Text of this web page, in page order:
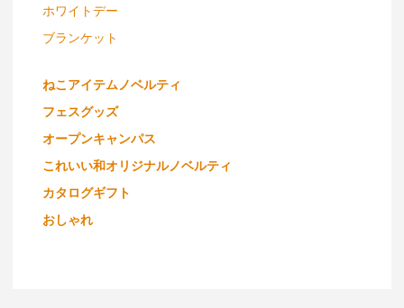
ホワイトデー
ブランケット
ねこアイテムノベルティ
フェスグッズ
オープンキャンパス
これいい和オリジナルノベルティ
カタログギフト
おしゃれ